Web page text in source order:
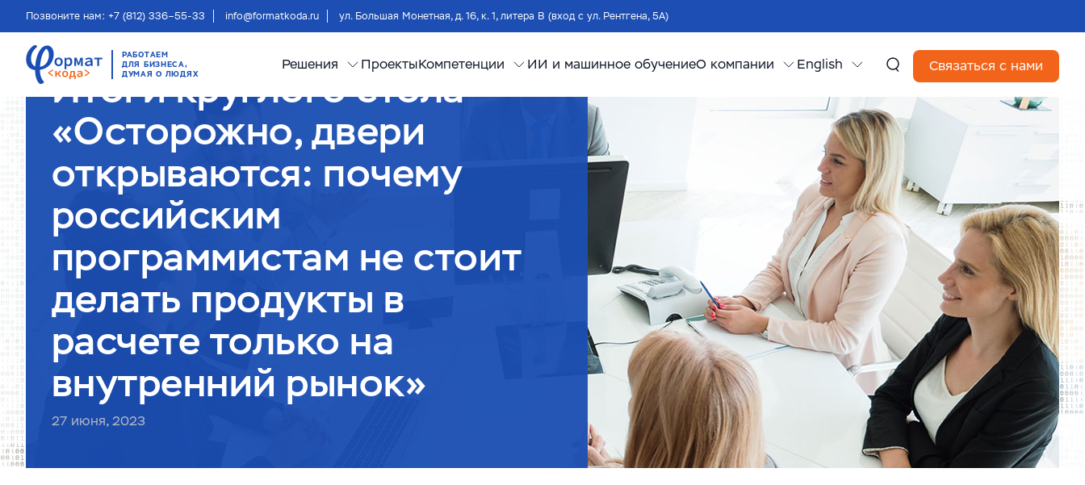
Позвоните нам: +7 (812) 336–55-33 info@formatkoda.ru ул. Большая Монетная, д. 16, к. 1, литера В (вход с ул. Рентгена, 5А)
РАБОТАЕМ
ДЛЯ БИЗНЕСА,
ДУМАЯ О ЛЮДЯХ
Решения ПроектыКомпетенции ИИ и машинное обучениеО компании English Связаться с нами
Итоги круглого стола
«Осторожно, двери
открываются: почему
российским
программистам не стоит
делать продукты в
расчете только на
внутренний рынок»
27 июня, 2023